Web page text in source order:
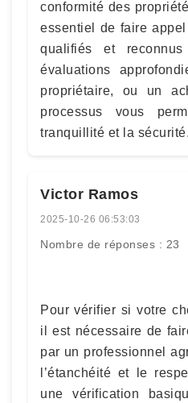
conformité des
essentiel de faire
qualifiés et
évaluations
propriétaire, ou un
processus vous
tranquillité et la sécurité.
Victor Ramos
2025-10-26 06:53:03
Nombre de réponses : 23
Pour vérifier si votre
il est nécessaire de
par un professionnel
l’étanchéité et le
une vérification